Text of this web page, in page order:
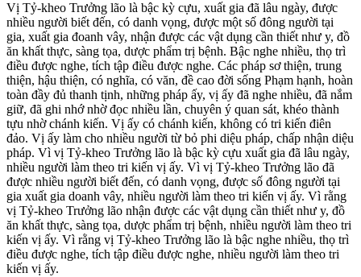
Vị Tỷ-kheo Trưởng lão là bậc kỳ cựu, xuất gia đã lâu ngày, được
nhiều người biết đến, có danh vọng, được một số đông người tại
gia, xuất gia đoanh vây, nhận được các vật dụng cần thiết như y, đồ
ăn khất thực, sàng tọa, dược phẩm trị bệnh. Bậc nghe nhiều, thọ trì
điều được nghe, tích tập điều được nghe. Các pháp sơ thiện, trung
thiện, hậu thiện, có nghĩa, có văn, đề cao đời sống Phạm hạnh, hoàn
toàn đầy đủ thanh tịnh, những pháp ấy, vị ấy đã nghe nhiều, đã nắm
giữ, đã ghi nhớ nhờ đọc nhiều lần, chuyên ý quan sát, khéo thành
tựu nhờ chánh kiến. Vị ấy có chánh kiến, không có tri kiến điên
đảo. Vị ấy làm cho nhiều người từ bỏ phi diệu pháp, chấp nhận diệu
pháp. Vì vị Tỷ-kheo Trưởng lão là bậc kỳ cựu xuất gia đã lâu ngày,
nhiều người làm theo tri kiến vị ấy. Vì vị Tỷ-kheo Trưởng lão đã
được nhiều người biết đến, có danh vọng, được số đông người tại
gia xuất gia doanh vây, nhiều người làm theo tri kiến vị ấy. Vì rằng
vị Tỷ-kheo Trưởng lão nhận được các vật dụng cần thiết như y, đồ
ăn khất thực, sàng tọa, dược phẩm trị bệnh, nhiều người làm theo tri
kiến vị ấy. Vì rằng vị Tỷ-kheo Trưởng lão là bậc nghe nhiều, thọ trì
điều được nghe, tích tập điều được nghe, nhiều người làm theo tri
kiến vị ấy.